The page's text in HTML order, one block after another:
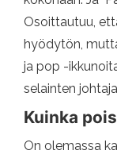
Osoittautuu,
hyödytön,
ja pop -
selainten
Kuinka
On olemassa